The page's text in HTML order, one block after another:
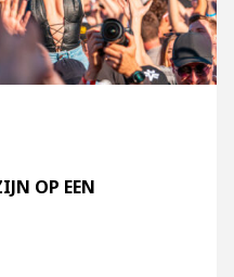
OP EEN